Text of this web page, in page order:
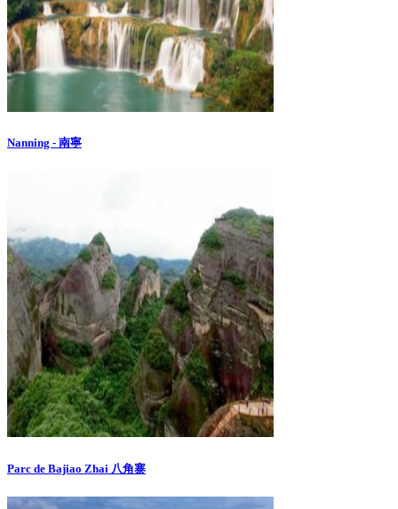
Nanning - 南寧
Parc de Bajiao Zhai 八角寨